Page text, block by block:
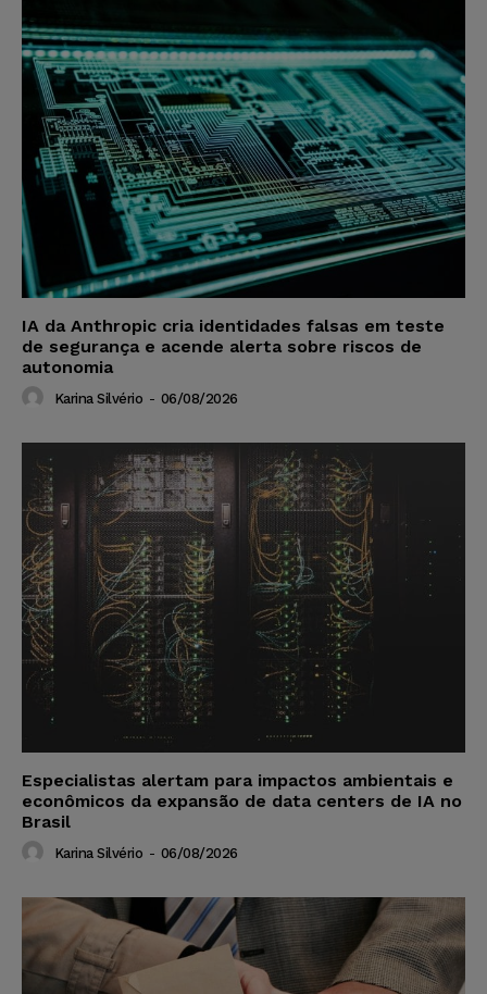
IA da Anthropic cria identidades falsas em teste
de segurança e acende alerta sobre riscos de
autonomia
Karina Silvério - 06/08/2026
Especialistas alertam para impactos ambientais e
econômicos da expansão de data centers de IA no
Brasil
Karina Silvério - 06/08/2026